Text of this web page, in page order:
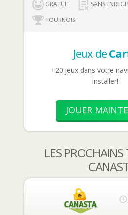
GRATUIT
SANS
TOURNOIS
Jeux de
+20 jeux dans votre
installer!
JOUER
LES